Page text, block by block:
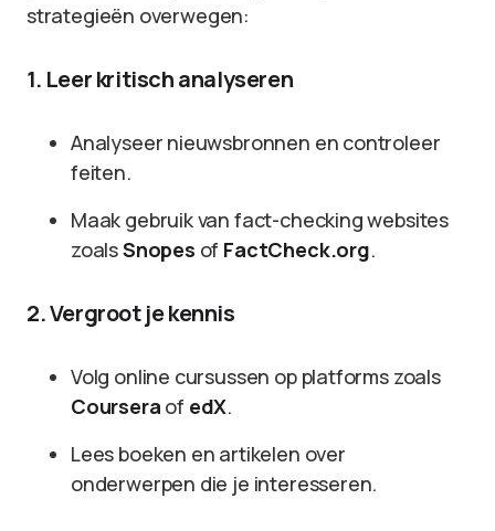
strategieën overwegen:
1. Leer kritisch analyseren
Analyseer nieuwsbronnen en controleer
feiten.
Maak gebruik van fact-checking websites
zoalsSnopes of FactCheck.org.
2. Vergroot je kennis
Volg online cursussen op platforms zoals
Coursera of edX.
Lees boeken en artikelen over
onderwerpen die je interesseren.